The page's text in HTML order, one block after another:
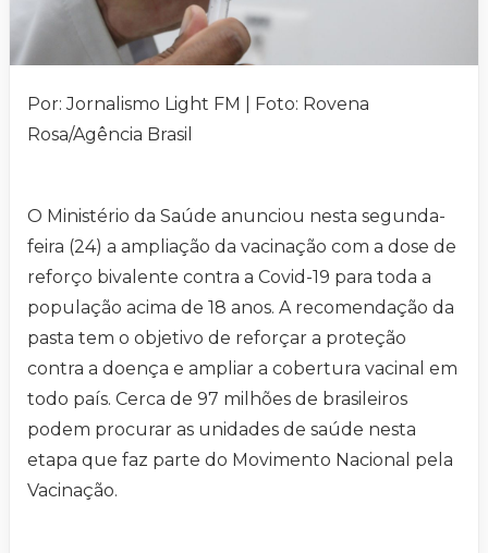
Por: Jornalismo Light FM | Foto: Rovena
Rosa/Agência Brasil
O Ministério da Saúde anunciou nesta segunda-
feira (24) a ampliação da vacinação com a dose de
reforço bivalente contra a Covid-19 para toda a
população acima de 18 anos. A recomendação da
pasta tem o objetivo de reforçar a proteção
contra a doença e ampliar a cobertura vacinal em
todo país. Cerca de 97 milhões de brasileiros
podem procurar as unidades de saúde nesta
etapa que faz parte do Movimento Nacional pela
Vacinação.